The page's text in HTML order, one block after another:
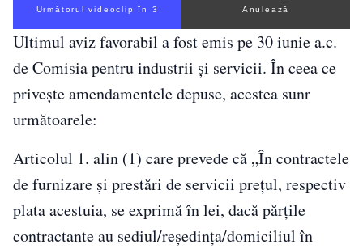
Următorul videoclip în 2 Anulează
Ultimul aviz favorabil a fost emis pe 30 iunie a.c.
de Comisia pentru industrii şi servicii. În ceea ce
privește amendamentele depuse, acestea sunr
următoarele:
Articolul 1. alin (1) care prevede că „În contractele
de furnizare şi prestări de servicii preţul, respectiv
plata acestuia, se exprimă în lei, dacă părţile
contractante au sediul/reşedinţa/domiciliul în